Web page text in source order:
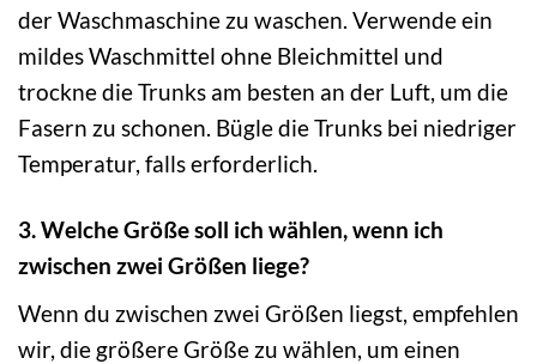
der Waschmaschine zu waschen. Verwende ein
mildes Waschmittel ohne Bleichmittel und
trockne die Trunks am besten an der Luft, um die
Fasern zu schonen. Bügle die Trunks bei niedriger
Temperatur, falls erforderlich.
3. Welche Größe soll ich wählen, wenn ich
zwischen zwei Größen liege?
Wenn du zwischen zwei Größen liegst, empfehlen
wir, die größere Größe zu wählen, um einen